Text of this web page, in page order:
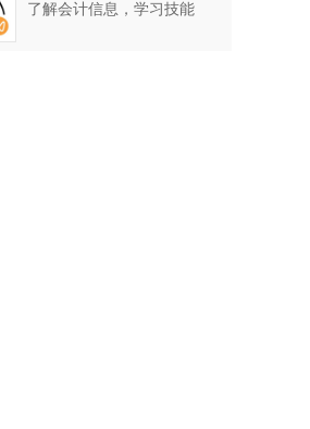
了解会计信息，学习技能